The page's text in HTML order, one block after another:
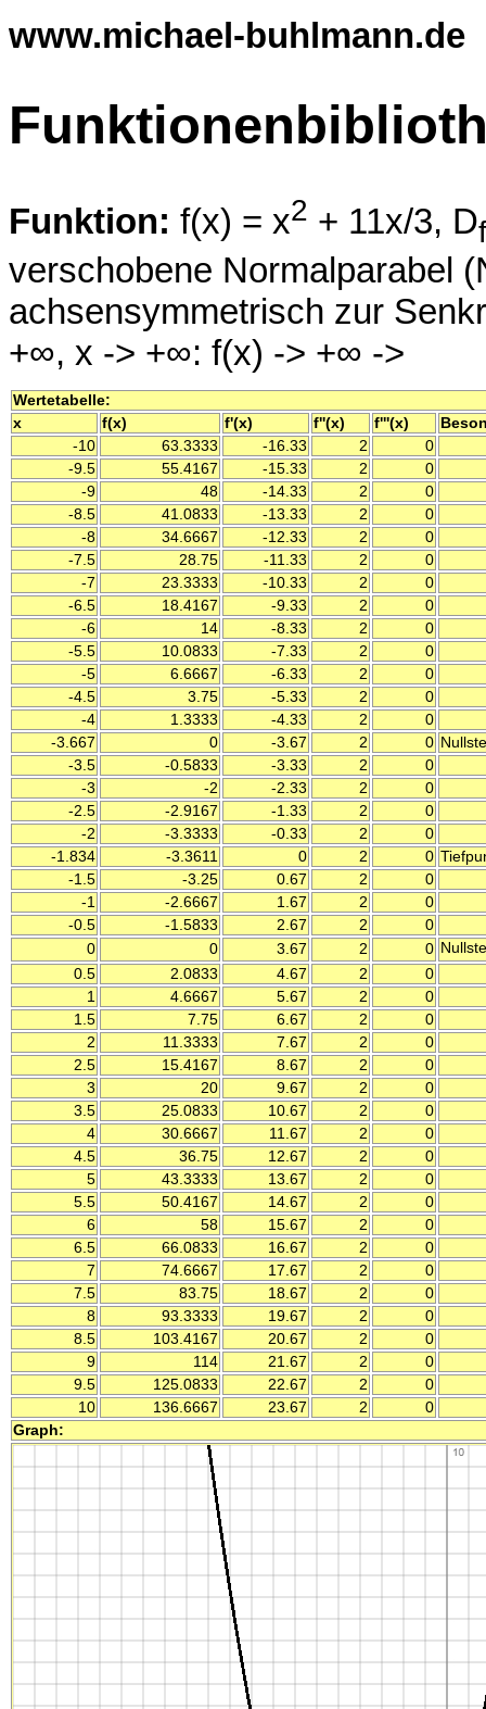
www.michael-buhlmann.de
Funktion: f(x) = x2 + 11x/3, Df
verschobene Normalparabel
achsensymmetrisch zur
+∞, x -> +∞: f(x) -> +∞ ->
Wertetabelle:
x
f(x) f'(x) f''(x) f'''(x)
-10
63.3333 -16.33 2
0
-9.5
55.4167 -15.33 2
0
-9
48 -14.33 2
0
-8.5
41.0833 -13.33 2
0
-8
34.6667 -12.33 2
0
-7.5
28.75 -11.33 2
0
-7
23.3333 -10.33 2
0
-6.5
18.4167 -9.33 2
0
-6
14 -8.33 2
0
-5.5
10.0833 -7.33 2
0
-5
6.6667 -6.33 2
0
-4.5
3.75 -5.33 2
0
-4
1.3333 -4.33 2
0
-3.667
0 -3.67 2 0
-3.5
-0.5833 -3.33 2
0
-3
-2 -2.33 2
0
-2.5
-2.9167 -1.33 2
0
-2
-3.3333 -0.33 2
0
-1.834
-3.3611 0 2 0
-1.5
-3.25 0.67 2
0
-1
-2.6667 1.67 2
0
-0.5
-1.5833 2.67 2
0
0
0 3.67 2 0
0.5
2.0833 4.67 2
0
1
4.6667 5.67 2
0
1.5
7.75 6.67 2
0
2
11.3333 7.67 2
0
2.5
15.4167 8.67 2
0
3
20 9.67 2
0
3.5
25.0833 10.67 2
0
4
30.6667 11.67 2
0
4.5
36.75 12.67 2
0
5
43.3333 13.67 2
0
5.5
50.4167 14.67 2
0
6
58 15.67 2
0
6.5
66.0833 16.67 2
0
7
74.6667 17.67 2
0
7.5
83.75 18.67 2
0
8
93.3333 19.67 2
0
8.5
103.4167 20.67 2
0
9
114 21.67 2
0
9.5
125.0833 22.67 2
0
10
136.6667 23.67 2
0
Graph: